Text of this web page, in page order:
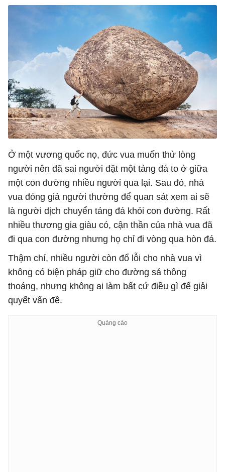
Ở một vương quốc nọ, đức vua muốn thử lòng
người nên đã sai người đặt một tảng đá to ở giữa
một con đường nhiều người qua lại. Sau đó, nhà
vua đóng giả người thường để quan sát xem ai sẽ
là người dịch chuyển tảng đá khỏi con đường. Rất
nhiều thương gia giàu có, cận thần của nhà vua đã
đi qua con đường nhưng họ chỉ đi vòng qua hòn đá.
Thậm chí, nhiều người còn đổ lỗi cho nhà vua vì
không có biện pháp giữ cho đường sá thông
thoáng, nhưng không ai làm bất cứ điều gì để giải
quyết vấn đề.